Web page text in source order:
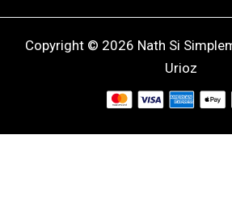
Copyright © 2026 Nath Si
Urioz